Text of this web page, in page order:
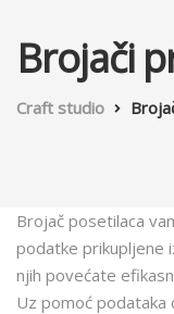
Brojači
Craft studio
Brojač posetilaca
podatke prikupljene
njih povećate
Uz pomoć